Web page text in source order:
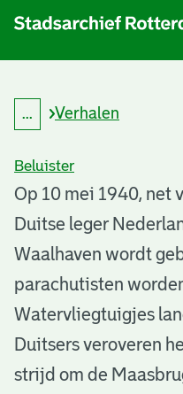
i
m
e
l
p
a
d
...
Kruimelpad
Verhalen
Beluister
R
o
e
Op 10 mei 1940, net
Duitse leger
Waalhaven wordt
parachutisten
Watervliegtuigjes
Duitsers veroveren
strijd om de